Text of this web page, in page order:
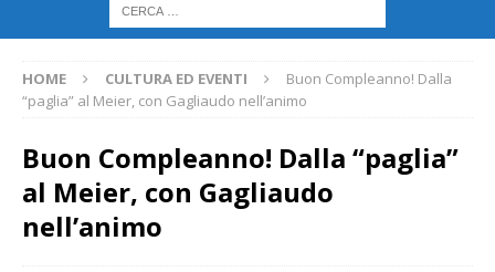
HOME CULTURA ED EVENTI
Buon Compleanno! Dalla
“paglia” al Meier, con Gagliaudo nell’animo
Buon Compleanno! Dalla “paglia”
al Meier, con Gagliaudo
nell’animo